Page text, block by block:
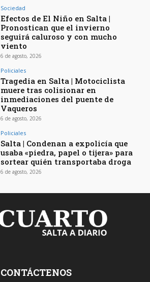
Sociedad
Efectos de El Niño en Salta |
Pronostican que el invierno
seguirá caluroso y con mucho
viento
6 de agosto, 2026
Policiales
Tragedia en Salta | Motociclista
muere tras colisionar en
inmediaciones del puente de
Vaqueros
6 de agosto, 2026
Policiales
Salta | Condenan a expolicía que
usaba «piedra, papel o tijera» para
sortear quién transportaba droga
6 de agosto, 2026
CONTÁCTENOS